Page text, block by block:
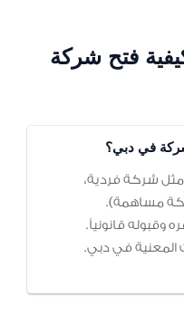
فتح شركة
في دبي؟
شركة فردية،
مساهمة).
وقبوله قانونياً.
المعنية في دبي.